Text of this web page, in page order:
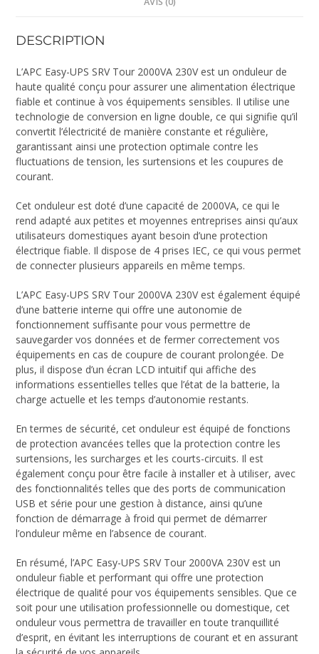
DESCRIPTION
L’APC Easy-UPS SRV Tour 2000VA 230V est un onduleur de
haute qualité conçu pour assurer une alimentation électrique
fiable et continue à vos équipements sensibles. Il utilise une
technologie de conversion en ligne double, ce qui signifie qu’il
convertit l’électricité de manière constante et régulière,
garantissant ainsi une protection optimale contre les
fluctuations de tension, les surtensions et les coupures de
courant.
Cet onduleur est doté d’une capacité de 2000VA, ce qui le
rend adapté aux petites et moyennes entreprises ainsi qu’aux
utilisateurs domestiques ayant besoin d’une protection
électrique fiable. Il dispose de 4 prises IEC, ce qui vous permet
de connecter plusieurs appareils en même temps.
L’APC Easy-UPS SRV Tour 2000VA 230V est également équipé
d’une batterie interne qui offre une autonomie de
fonctionnement suffisante pour vous permettre de
sauvegarder vos données et de fermer correctement vos
équipements en cas de coupure de courant prolongée. De
plus, il dispose d’un écran LCD intuitif qui affiche des
informations essentielles telles que l’état de la batterie, la
charge actuelle et les temps d’autonomie restants.
En termes de sécurité, cet onduleur est équipé de fonctions
de protection avancées telles que la protection contre les
surtensions, les surcharges et les courts-circuits. Il est
également conçu pour être facile à installer et à utiliser, avec
des fonctionnalités telles que des ports de communication
USB et série pour une gestion à distance, ainsi qu’une
fonction de démarrage à froid qui permet de démarrer
l’onduleur même en l’absence de courant.
En résumé, l’APC Easy-UPS SRV Tour 2000VA 230V est un
onduleur fiable et performant qui offre une protection
électrique de qualité pour vos équipements sensibles. Que ce
soit pour une utilisation professionnelle ou domestique, cet
onduleur vous permettra de travailler en toute tranquillité
d’esprit, en évitant les interruptions de courant et en assurant